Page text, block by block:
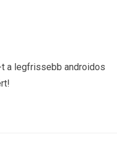
t a legfrissebb androidos